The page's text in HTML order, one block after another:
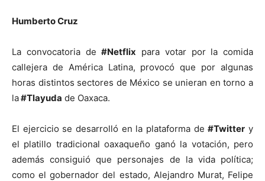
Humberto Cruz
La convocatoria de#Netflix para votar por la comida
callejera de América Latina, provocó que por algunas
horas distintos sectores de México se unieran en torno a
la#Tlayuda de Oaxaca.
El ejercicio se desarrolló en la plataforma de#Twitter y
el platillo tradicional oaxaqueño ganó la votación, pero
además consiguió que personajes de la vida política;
como el gobernador del estado, Alejandro Murat, Felipe